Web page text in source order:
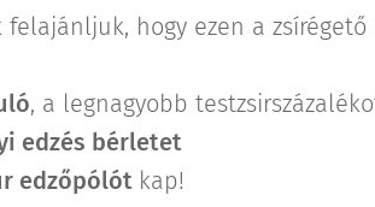
felajánljuk, hogy ezen a
, a legnagyobb
edzés bérletet
edzőpólót kap!